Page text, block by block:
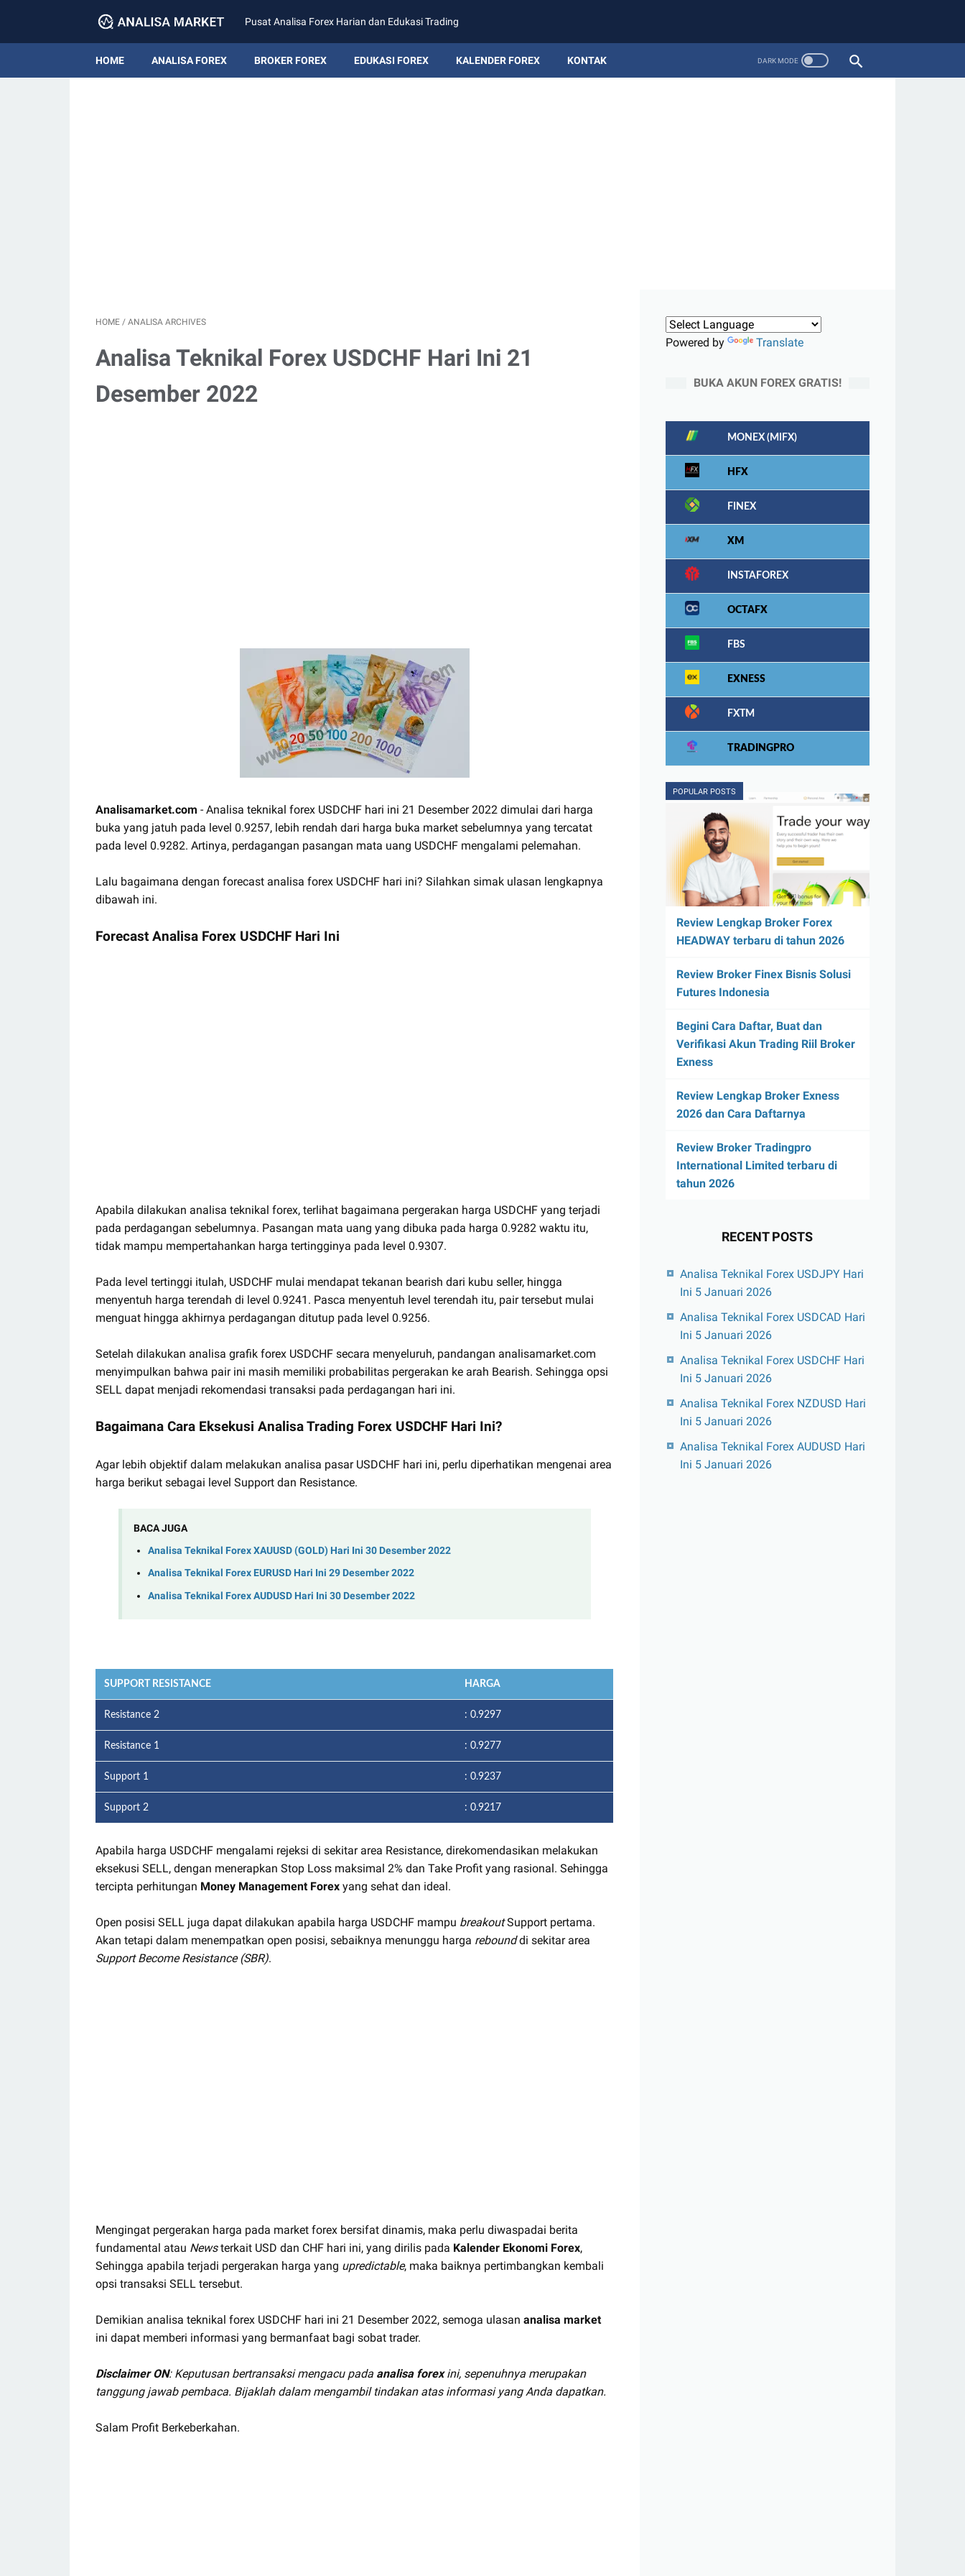
Pusat Analisa Forex Harian dan Edukasi Trading
HOME ANALISA FOREX BROKER FOREX EDUKASI FOREX KALENDER FOREX KONTAK
HOME / ANALISA ARCHIVES
Analisa Teknikal Forex USDCHF Hari Ini 21
Desember 2022
Analisamarket.com - Analisa teknikal forex USDCHF hari ini 21 Desember 2022 dimulai dari harga
buka yang jatuh pada level 0.9257, lebih rendah dari harga buka market sebelumnya yang tercatat
pada level 0.9282. Artinya, perdagangan pasangan mata uang USDCHF mengalami pelemahan.
Lalu bagaimana dengan forecast analisa forex USDCHF hari ini? Silahkan simak ulasan lengkapnya
dibawah ini.
Forecast Analisa Forex USDCHF Hari Ini
Apabila dilakukan analisa teknikal forex, terlihat bagaimana pergerakan harga USDCHF yang terjadi
pada perdagangan sebelumnya. Pasangan mata uang yang dibuka pada harga 0.9282 waktu itu,
tidak mampu mempertahankan harga tertingginya pada level 0.9307.
Pada level tertinggi itulah, USDCHF mulai mendapat tekanan bearish dari kubu seller, hingga
menyentuh harga terendah di level 0.9241. Pasca menyentuh level terendah itu, pair tersebut mulai
menguat hingga akhirnya perdagangan ditutup pada level 0.9256.
Setelah dilakukan analisa grafik forex USDCHF secara menyeluruh, pandangan analisamarket.com
menyimpulkan bahwa pair ini masih memiliki probabilitas pergerakan ke arah Bearish. Sehingga opsi
SELL dapat menjadi rekomendasi transaksi pada perdagangan hari ini.
Bagaimana Cara Eksekusi Analisa Trading Forex USDCHF Hari Ini?
Agar lebih objektif dalam melakukan analisa pasar USDCHF hari ini, perlu diperhatikan mengenai area
harga berikut sebagai level Support dan Resistance.
BACA JUGA
Analisa Teknikal Forex XAUUSD (GOLD) Hari Ini 30 Desember 2022
Analisa Teknikal Forex EURUSD Hari Ini 29 Desember 2022
Analisa Teknikal Forex AUDUSD Hari Ini 30 Desember 2022
SUPPORT RESISTANCE HARGA
Resistance 2 : 0.9297
Resistance 1 : 0.9277
Support 1 : 0.9237
Support 2 : 0.9217
Apabila harga USDCHF mengalami rejeksi di sekitar area Resistance, direkomendasikan melakukan
eksekusi SELL, dengan menerapkan Stop Loss maksimal 2% dan Take Profit yang rasional. Sehingga
tercipta perhitungan Money Management Forex yang sehat dan ideal.
Open posisi SELL juga dapat dilakukan apabila harga USDCHF mampu breakoutSupport pertama.
Akan tetapi dalam menempatkan open posisi, sebaiknya menunggu harga rebounddi sekitar area
Support Become Resistance (SBR).
Mengingat pergerakan harga pada market forex bersifat dinamis, maka perlu diwaspadai berita
fundamental atau Newsterkait USD dan CHF hari ini, yang dirilis pada Kalender Ekonomi Forex,
Sehingga apabila terjadi pergerakan harga yang upredictable, maka baiknya pertimbangkan kembali
opsi transaksi SELL tersebut.
Demikian analisa teknikal forex USDCHF hari ini 21 Desember 2022, semoga ulasan analisa market
ini dapat memberi informasi yang bermanfaat bagi sobat trader.
Disclaimer ON: Keputusan bertransaksi mengacu pada analisa forexini, sepenuhnya merupakan
tanggung jawab pembaca. Bijaklah dalam mengambil tindakan atas informasi yang Anda dapatkan.
Salam Profit Berkeberkahan.
Powered by Translate
BUKA AKUN FOREX GRATIS!
MONEX (MIFX)
HFX
FINEX
XM
INSTAFOREX
OCTAFX
FBS
EXNESS
FXTM
TRADINGPRO
POPULAR POSTS
Review Lengkap Broker Forex
HEADWAY terbaru di tahun 2026
Review Broker Finex Bisnis Solusi
Futures Indonesia
Begini Cara Daftar, Buat dan
Verifikasi Akun Trading Riil Broker
Exness
Review Lengkap Broker Exness
2026 dan Cara Daftarnya
Review Broker Tradingpro
International Limited terbaru di
tahun 2026
RECENT POSTS
Analisa Teknikal Forex USDJPY Hari
Ini 5 Januari 2026
Analisa Teknikal Forex USDCAD Hari
Ini 5 Januari 2026
Analisa Teknikal Forex USDCHF Hari
Ini 5 Januari 2026
Analisa Teknikal Forex NZDUSD Hari
Ini 5 Januari 2026
Analisa Teknikal Forex AUDUSD Hari
Ini 5 Januari 2026